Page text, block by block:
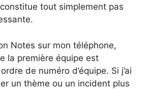
tout simplement pas
Notes sur mon téléphone,
la première équipe est
de numéro d’équipe. Si j’ai
un thème ou un incident plus